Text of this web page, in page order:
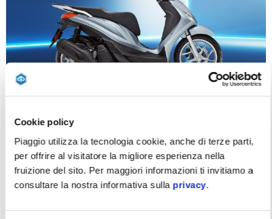
Cookie policy
Piaggio utilizza la tecnologia cookie, anche di terze parti,
per offrire al visitatore la migliore esperienza nella
fruizione del sito. Per maggiori informazioni ti invitiamo a
consultare la nostra informativa sulla privacy
PIAGGIO MEDLEY CON 500€ DI VANTAGGI DA
109€ AL MESE (TAN 0,00%, TAEG 11,10%)